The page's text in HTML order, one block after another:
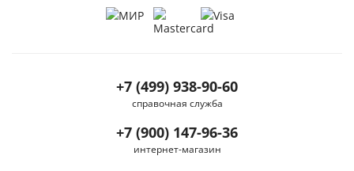
+7 (499) 938-90-60
справочная служба
+7 (900) 147-96-36
интернет-магазин